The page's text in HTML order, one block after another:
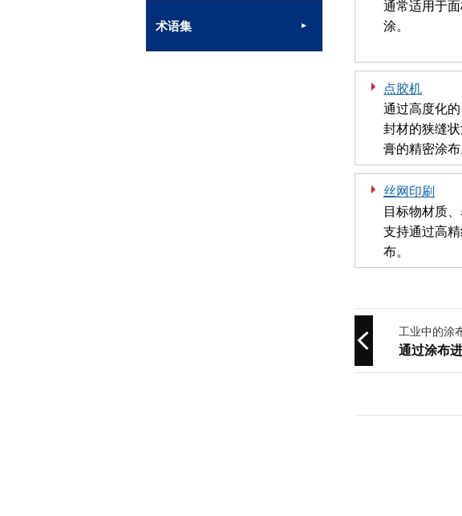
通常适用于
涂。
点胶机
通过高度化
封材的狭缝
膏的精密涂布
丝网印刷
目标物材质
支持通过高
布。
工业中的涂
通过涂布
术语集